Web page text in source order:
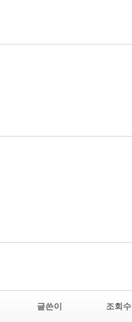
글쓴이 조회수